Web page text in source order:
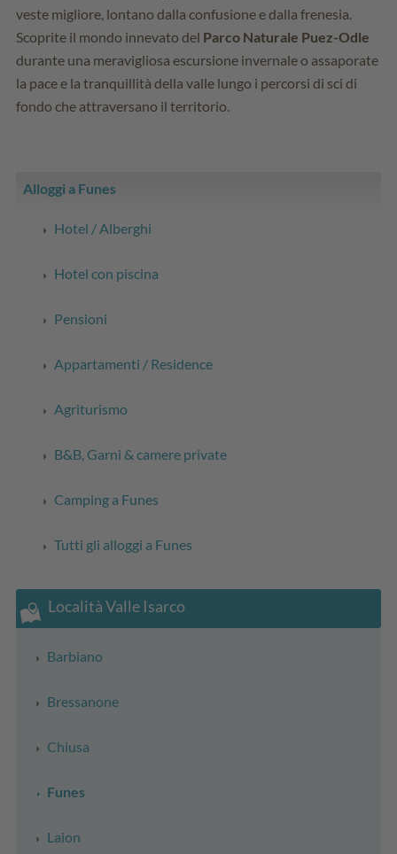
veste migliore, lontano dalla confusione e dalla frenesia.
Scoprite il mondo innevato del Parco Naturale Puez-Odle
durante una meravigliosa escursione invernale o assaporate
la pace e la tranquillità della valle lungo i percorsi di sci di
fondo che attraversano il territorio.
Alloggi a Funes
Hotel / Alberghi
Hotel con piscina
Pensioni
Appartamenti / Residence
Agriturismo
B&B, Garni & camere private
Camping a Funes
Tutti gli alloggi a Funes
Località Valle Isarco
Barbiano
Bressanone
Chiusa
Funes
Laion